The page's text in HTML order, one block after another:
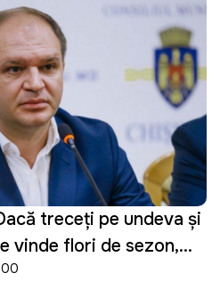
treceți pe undeva și
vinde flori de sezon,